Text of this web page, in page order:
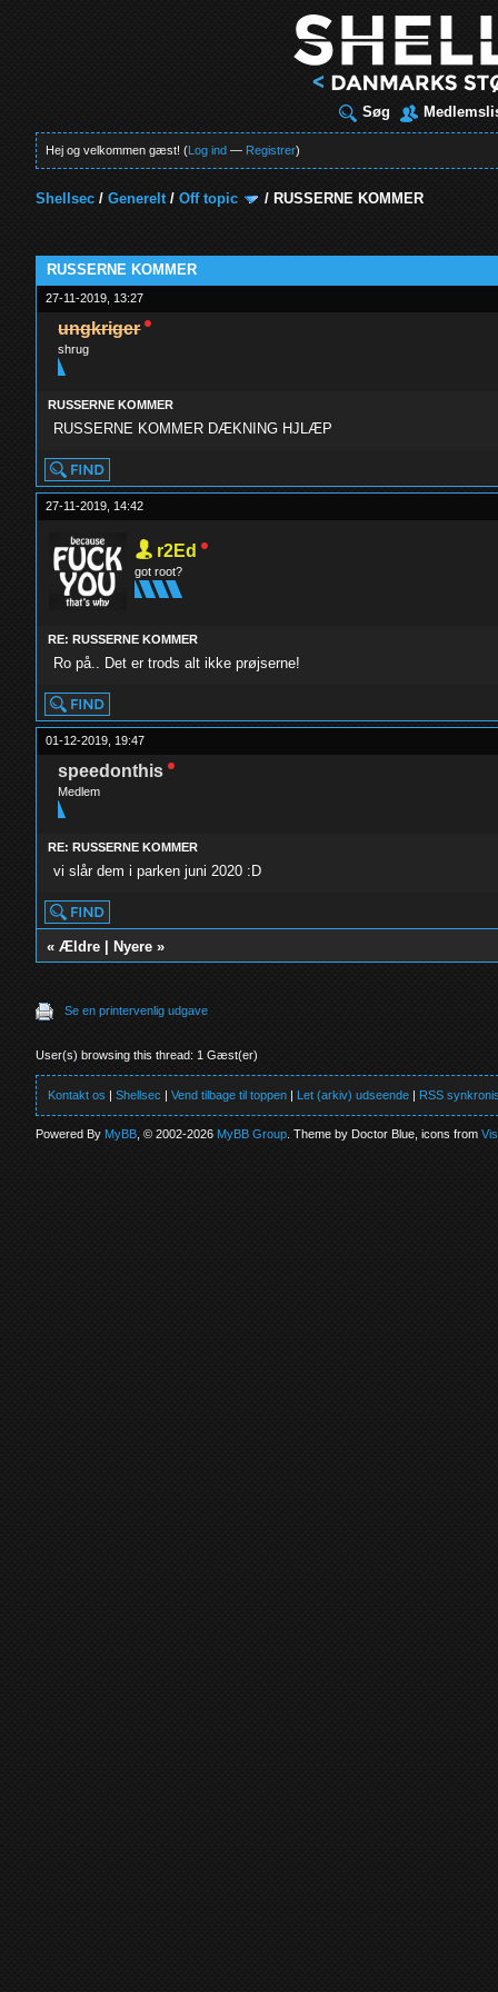
Søg
Hej og velkommen gæst! (Log ind — Registrer)
Shellsec /Generelt/Off topic / RUSSERNE KOMMER
RUSSERNE KOMMER
27-11-2019, 13:27
ungkriger
shrug
RUSSERNE KOMMER
RUSSERNE KOMMER DÆKNING HJLÆP
27-11-2019, 14:42
r2Ed
got root?
RE: RUSSERNE KOMMER
Ro på.. Det er trods alt ikke prøjserne!
01-12-2019, 19:47
speedonthis
Medlem
RE: RUSSERNE KOMMER
vi slår dem i parken juni 2020 :D
«Ældre Nyere »
Se en printervenlig udgave
User(s) browsing this thread: 1 Gæst(er)
Kontakt os |Shellsec |Vend tilbage til toppen | Let (arkiv) udseende | RSS
Powered ByMyBB , © 2002-2026MyBB Group . Theme by Doctor Blue, icons from